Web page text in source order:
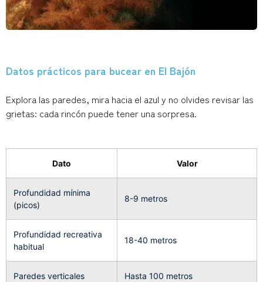
Datos prácticos para bucear en El Bajón
Explora las paredes, mira hacia el azul y no olvides revisar las
grietas: cada rincón puede tener una sorpresa.
Dato Valor
Profundidad mínima
(picos)
8-9 metros
Profundidad recreativa
habitual
18-40 metros
Paredes verticales Hasta 100 metros